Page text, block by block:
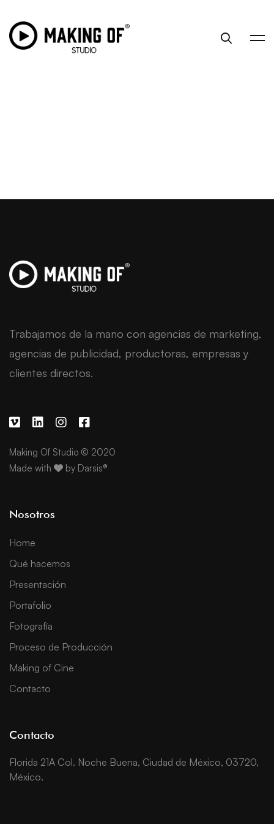
Trabajamos de la mano con agencias de marketing,
agencias de publicidad, productoras, empresas y
clientes directos.
Making Of Studio © 2020
Made with
by Darsis®
Nosotros
Home
Qué hacemos
Presentación
Portafolio
Fotografía
Proceso de Producción
Making of Cine
Contacto
Contacto
Florida 21A Col. Noche Buena, Ciudad de México, 03720,
México.